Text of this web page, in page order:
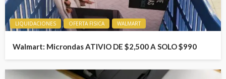
LIQUIDACIONES OFERTA FISICA WALMART
Walmart: Microndas ATIVIO DE $2,500 A SOLO $990